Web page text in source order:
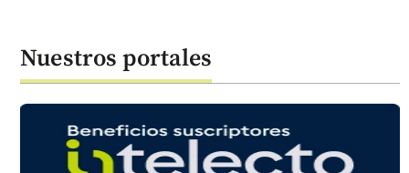
Nuestros portales